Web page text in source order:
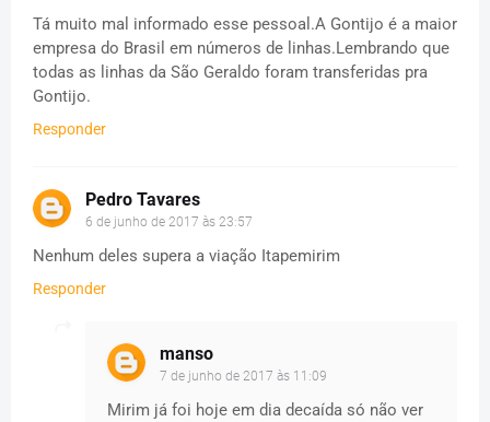
Tá muito mal informado esse pessoal.A Gontijo é a maior
empresa do Brasil em números de linhas.Lembrando que
todas as linhas da São Geraldo foram transferidas pra
Gontijo.
Responder
Pedro Tavares
6 de junho de 2017 às 23:57
Nenhum deles supera a viação Itapemirim
Responder
manso
7 de junho de 2017 às 11:09
Mirim já foi hoje em dia decaída só não ver